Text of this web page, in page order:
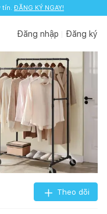
tín. ĐĂNG KÝ NGAY!
Đăng nhập Đăng ký
Theo dõi